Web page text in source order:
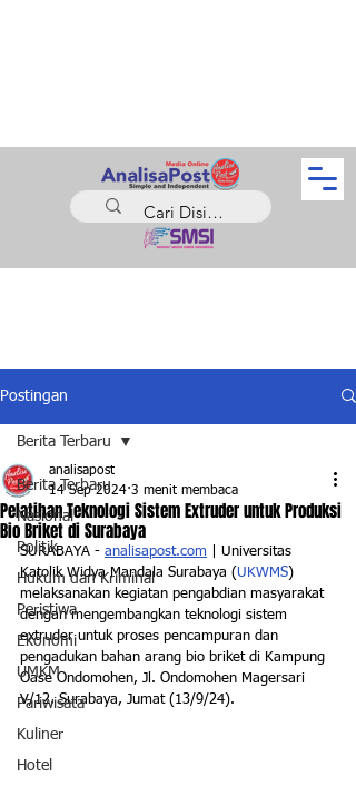
Postingan
Berita Terbaru
Nasional
Politik
Hukum dan Kriminal
Peristiwa
Ekonomi
UMKM
Pariwisata
Kuliner
Hotel
Berita Terbaru
Pelatihan Teknologi Sistem Extruder untuk Produksi
Bio Briket di Surabaya
analisapost
14 Sep 2024 3 menit membaca
SURABAYA - analisapost.com | Universitas
Katolik Widya Mandala Surabaya (UKWMS)
melaksanakan kegiatan pengabdian masyarakat
dengan mengembangkan teknologi sistem
extruder untuk proses pencampuran dan
pengadukan bahan arang bio briket di Kampung
Oase Ondomohen, Jl. Ondomohen Magersari
V/12, Surabaya, Jumat (13/9/24).